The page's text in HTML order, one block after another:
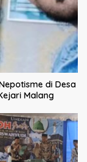
di Desa
Malang